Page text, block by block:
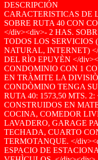
DESCRIPCIÓN
CARACTERISTICAS DE
SOBRE RUTA 40 CON
</div><div>- 2 HAS.
TODOS LOS
NATURAL, INTERNET)
DEL RÌO EPUYÈN </
CONDOMINIO CON 1
EN TRÀMITE LA
CONDÒMINO TENGA
RUTA 40: 1573,50 MTS.
CONSTRUIDOS EN
COCINA, COMEDOR
LAVADERO, GARAGE
TECHADA, CUARTO
TERMOTANQUE. </
ESPACIO DE